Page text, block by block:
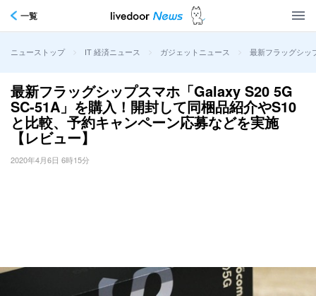
一覧
ニューストップ > IT 経済ニュース > ガジェットニュース > 最新フラッグシッ
最新フラッグシップスマホ「Galaxy S20 5G
SC-51A」を購入！開封して同梱品紹介やS10
と比較、予約キャンペーン応募などを実施
【レビュー】
2020年4月6日 6時15分